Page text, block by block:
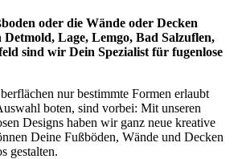
oder die Wände oder Decken
Detmold, Lage, Lemgo, Bad Salzuflen,
sind wir Dein Spezialist für fugenlose
nur bestimmte Formen erlaubt
boten, sind vorbei: Mit unseren
Designs haben wir ganz neue kreative
Deine Fußböden, Wände und Decken
gestalten.